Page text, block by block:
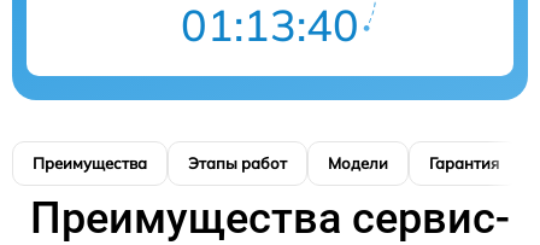
01:13:39
Преимущества Этапы работ Модели Гарантия
Преимущества сервис-